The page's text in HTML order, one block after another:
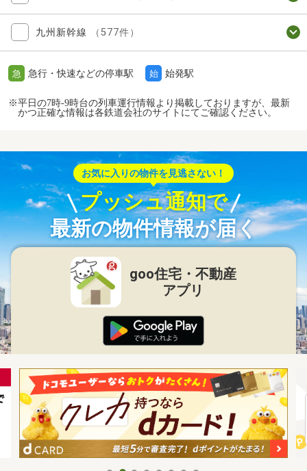
九州新幹線 （577件）
急 急行・快速などの停車駅 始 始発駅
※平日の7時-9時台の列車運行情報より掲載しておりますが、最新
かつ正確な情報は各鉄道会社のサイトにてご確認ください。
お気に入りの物件を見逃さない！
プッシュ通知で
最新の物件情報が届く
goo住宅・不動産
アプリ